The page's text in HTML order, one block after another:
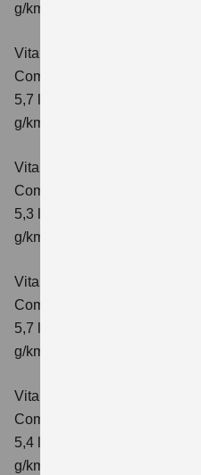
g/km; CO₂-Klasse: D
Vitara 1.4 BOOSTERJET
Comfort
5,7 l/100 km; kombinierter
g/km; CO₂-Klasse: D
Vitara 1.4 BOOSTERJET
Comfort+
5,3 l/100km; kombinierter
g/km; CO₂-Klasse: D
Vitara 1.4 BOOSTERJET
Comfort+
5,7 l/100km; kombinierter
g/km; CO₂-Klasse: D
Vitara 1.4 BOOSTERJET
Comfort
5,4 l/100km; kombinierter
g/km; CO₂-Klasse: D